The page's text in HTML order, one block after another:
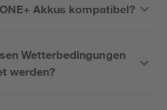
Akkus kompatibel?
Wetterbedingungen
werden?